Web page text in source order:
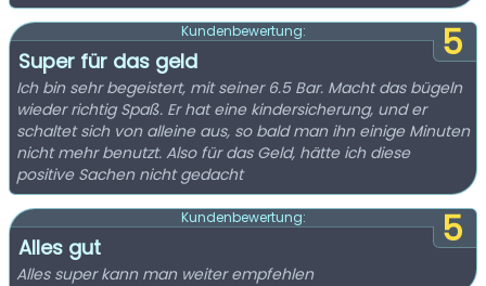
5
Kundenbewertung:
Super für das geld
Ich bin sehr begeistert, mit seiner 6.5 Bar. Macht das bügeln
wieder richtig Spaß. Er hat eine kindersicherung, und er
schaltet sich von alleine aus, so bald man ihn einige Minuten
nicht mehr benutzt. Also für das Geld, hätte ich diese
positive Sachen nicht gedacht
5
Kundenbewertung:
Alles gut
Alles super kann man weiter empfehlen